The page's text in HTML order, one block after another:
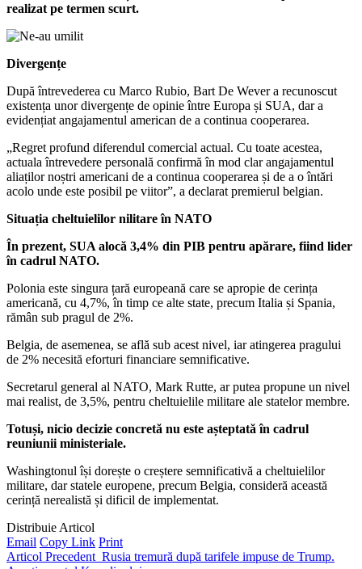
realizat pe termen scurt.
Divergențe
După întrevederea cu Marco Rubio, Bart De Wever a recunoscut
existența unor divergențe de opinie între Europa și SUA, dar a
evidențiat angajamentul american de a continua cooperarea.
„Regret profund diferendul comercial actual. Cu toate acestea,
actuala întrevedere personală confirmă în mod clar angajamentul
aliaților noștri americani de a continua cooperarea și de a o întări
acolo unde este posibil pe viitor”, a declarat premierul belgian.
Situația cheltuielilor nilitare în NATO
În prezent, SUA alocă 3,4% din PIB pentru apărare, fiind lider
în cadrul NATO.
Polonia este singura țară europeană care se apropie de cerința
americană, cu 4,7%, în timp ce alte state, precum Italia și Spania,
rămân sub pragul de 2%.
Belgia, de asemenea, se află sub acest nivel, iar atingerea pragului
de 2% necesită eforturi financiare semnificative.
Secretarul general al NATO, Mark Rutte, ar putea propune un nivel
mai realist, de 3,5%, pentru cheltuielile militare ale statelor membre.
Totuși, nicio decizie concretă nu este așteptată în cadrul
reuniunii ministeriale.
Washingtonul își dorește o creștere semnificativă a cheltuielilor
militare, dar statele europene, precum Belgia, consideră această
cerință nerealistă și dificil de implementat.
Distribuie Articol
Email Copy Link Print
Articol Precedent Rusia tremură după tarifele impuse de Trump.